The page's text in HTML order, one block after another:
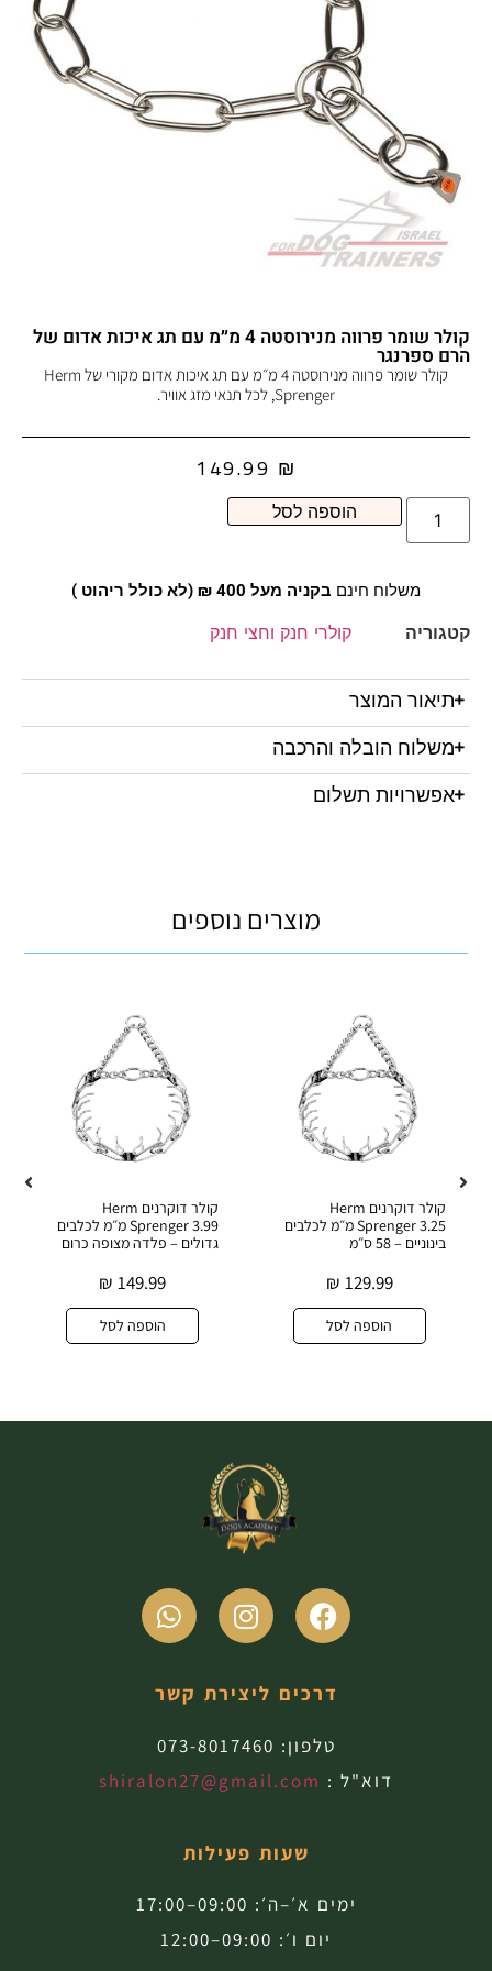
קולר שומר פרווה מנירוסטה 4 מ״מ עם תג איכות אדום של
הרם ספרנגר
קולר שומר פרווה מנירוסטה 4 מ״מ עם תג איכות אדום מקורי של Herm
Sprenger, לכל תנאי מזג אוויר.
149.99 ₪
הוספה לסל
משלוח חינם בקניה מעל 400 ₪ (לא כולל ריהוט )
קטגוריה קולרי חנק וחצי חנק
תיאור המוצר
משלוח הובלה והרכבה
אפשרויות תשלום
מוצרים נוספים
קולר דוקרנים Herm
Sprenger 3.25 מ״מ לכלבים
בינוניים – 58 ס״מ
129.99
₪
הוספה לסל
קולר דוקרנים Herm
Sprenger 3.99 מ״מ לכלבים
גדולים – פלדה מצופה כרום
149.99
₪
הוספה לסל
דרכים ליצירת קשר
טלפון: 073-8017460
דוא"ל : shiralon27@gmail.com
שעות פעילות
ימים א׳–ה׳: 09:00–17:00
יום ו׳: 09:00–12:00